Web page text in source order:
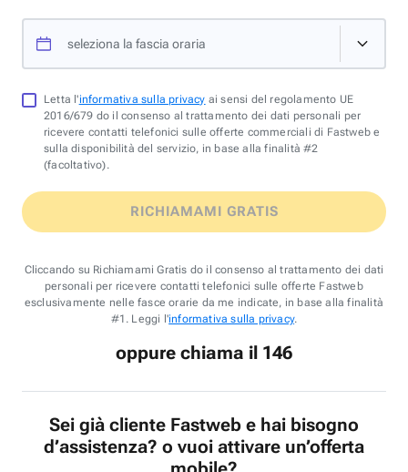
seleziona la fascia oraria
Letta l'informativa sulla privacy ai sensi del regolamento UE
2016/679 do il consenso al trattamento dei dati personali per
ricevere contatti telefonici sulle offerte commerciali di Fastweb e
sulla disponibilità del servizio, in base alla finalità #2
(facoltativo).
RICHIAMAMI GRATIS
Cliccando su Richiamami Gratis do il consenso al trattamento dei dati
personali per ricevere contatti telefonici sulle offerte Fastweb
esclusivamente nelle fasce orarie da me indicate, in base alla finalità
#1. Leggi l'informativa sulla privacy.
oppure chiama il 146
Sei già cliente Fastweb e hai bisogno
d’assistenza? o vuoi attivare un’offerta